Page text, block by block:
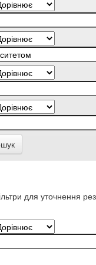
для уточнення